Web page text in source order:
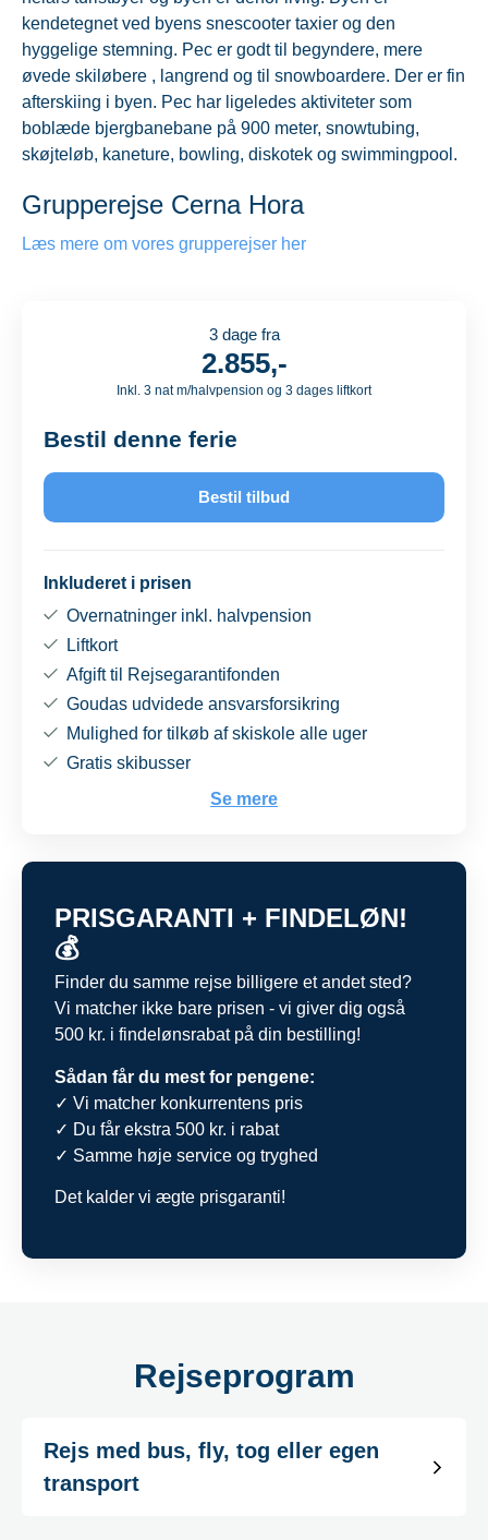
kendetegnet ved byens snescooter taxier og den
hyggelige stemning. Pec er godt til begyndere, mere
øvede skiløbere , langrend og til snowboardere. Der er fin
afterskiing i byen. Pec har ligeledes aktiviteter som
boblæde bjergbanebane på 900 meter, snowtubing,
skøjteløb, kaneture, bowling, diskotek og swimmingpool.
Grupperejse Cerna Hora
Læs mere om vores grupperejser her
3 dage fra
2.855,-
Inkl. 3 nat m/halvpension og 3 dages liftkort
Bestil denne ferie
Bestil tilbud
Inkluderet i prisen
Overnatninger inkl. halvpension
Liftkort
Afgift til Rejsegarantifonden
Goudas udvidede ansvarsforsikring
Mulighed for tilkøb af skiskole alle uger
Gratis skibusser
Se mere
PRISGARANTI + FINDELØN!
💰
Finder du samme rejse billigere et andet sted?
Vi matcher ikke bare prisen - vi giver dig også
500 kr. i findelønsrabat på din bestilling!
Sådan får du mest for pengene:
✓ Vi matcher konkurrentens pris
✓ Du får ekstra 500 kr. i rabat
✓ Samme høje service og tryghed
Det kalder vi ægte prisgaranti!
Rejseprogram
Rejs med bus, fly, tog eller egen
transport